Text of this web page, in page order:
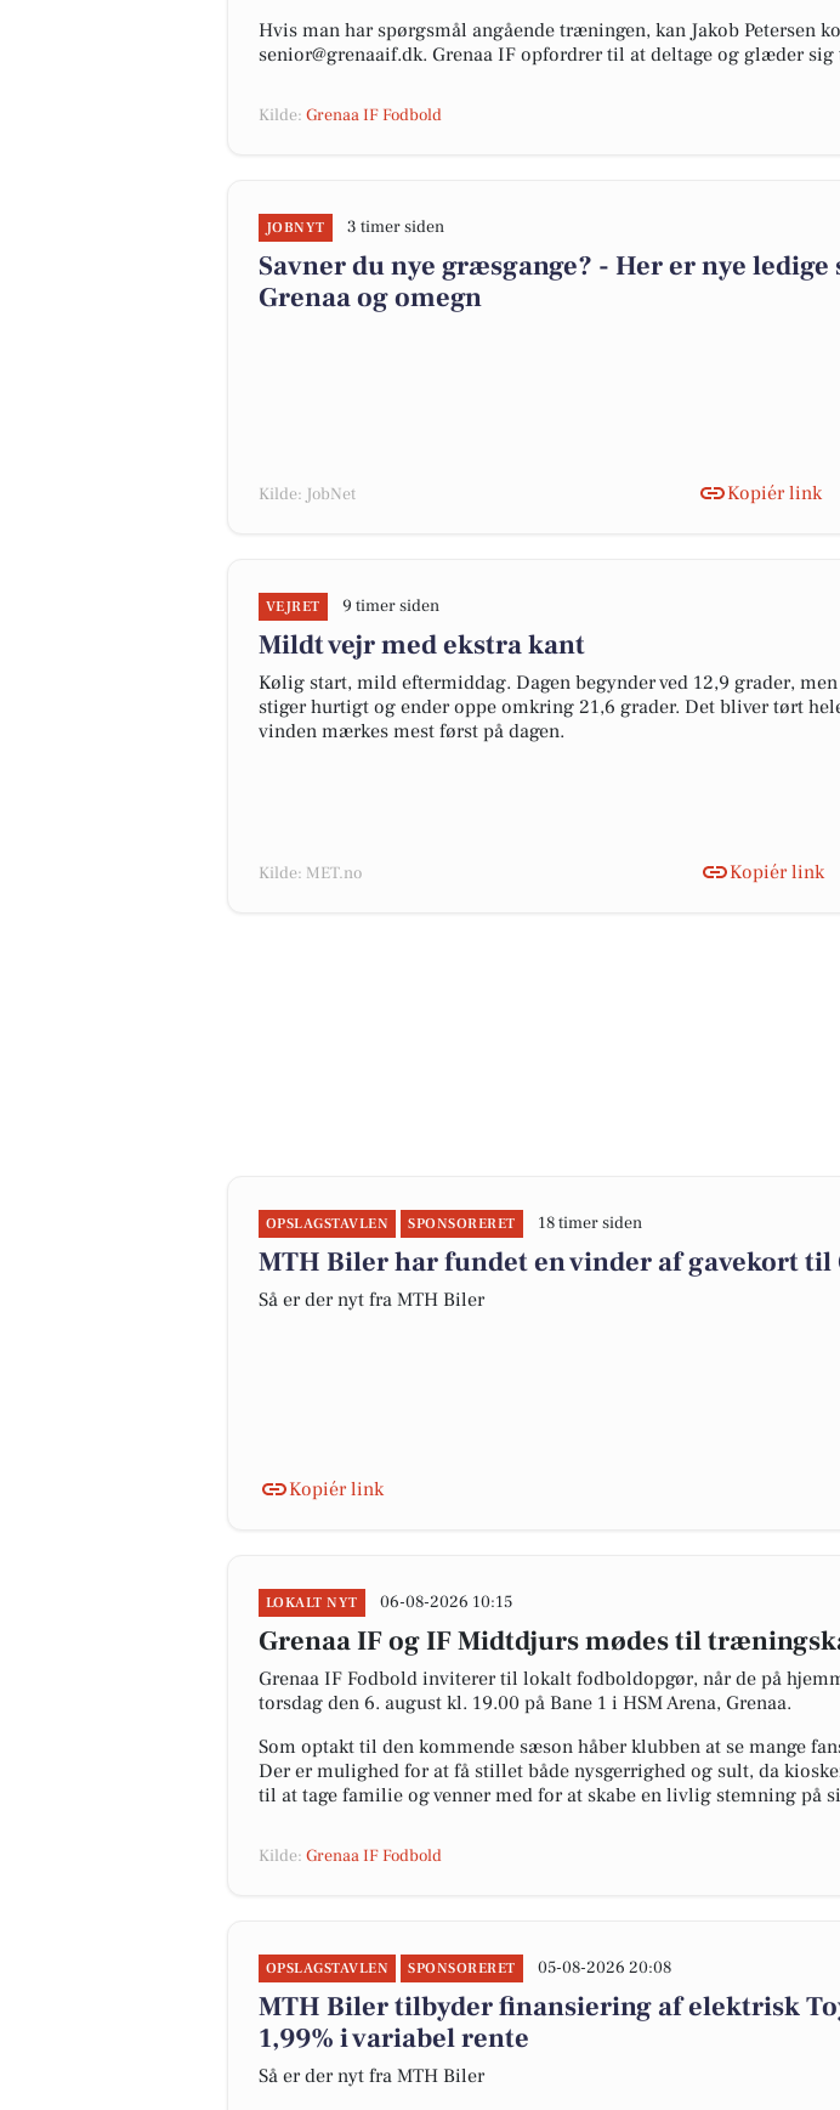
Hvis man har spørgsmål angående træningen, kan Jakob Petersen
senior@grenaaif.dk. Grenaa IF opfordrer til at deltage og glæder
Kilde: Grenaa IF Fodbold
JOBNYT 3 timer siden
Savner du nye græsgange? - Her er nye
Grenaa og omegn
Kilde: JobNet Kopiér link
VEJRET 9 timer siden
Mildt vejr med ekstra kant
Kølig start, mild eftermiddag. Dagen begynder ved 12,9 grader,
stiger hurtigt og ender oppe omkring 21,6 grader. Det bliver tørt
vinden mærkes mest først på dagen.
Kilde: MET.no Kopiér link
OPSLAGSTAVLEN SPONSORERET 18 timer siden
MTH Biler har fundet en vinder af gavekort til
Så er der nyt fra MTH Biler
Kopiér link
LOKALT NYT 06-08-2026 10:15
Grenaa IF og IF Midtdjurs mødes til
Grenaa IF Fodbold inviterer til lokalt fodboldopgør, når de på
torsdag den 6. august kl. 19.00 på Bane 1 i HSM Arena, Grenaa.
Som optakt til den kommende sæson håber klubben at se mange
Der er mulighed for at få stillet både nysgerrighed og sult, da
til at tage familie og venner med for at skabe en livlig stemning på
Kilde: Grenaa IF Fodbold
OPSLAGSTAVLEN SPONSORERET 05-08-2026 20:08
MTH Biler tilbyder finansiering af elektrisk
1,99% i variabel rente
Så er der nyt fra MTH Biler